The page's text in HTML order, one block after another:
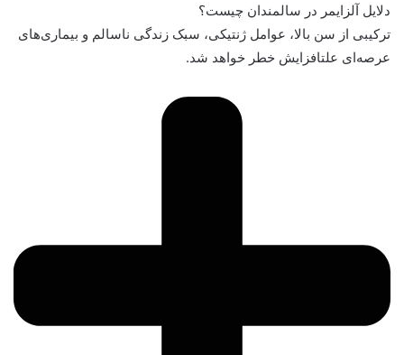
دلایل آلزایمر در سالمندان چیست؟
ترکیبی از سن بالا، عوامل ژنتیکی، سبک زندگی ناسالم و بیماری‌های
عرصه‌ای علتافزایش خطر خواهد شد.